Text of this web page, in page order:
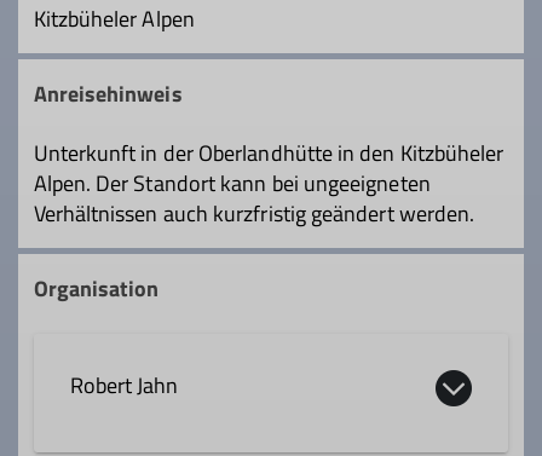
Kitzbüheler Alpen
Anreisehinweis
Unterkunft in der Oberlandhütte in den Kitzbüheler
Alpen. Der Standort kann bei ungeeigneten
Verhältnissen auch kurzfristig geändert werden.
Organisation
Robert Jahn